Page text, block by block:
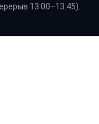
13:00–13:45).